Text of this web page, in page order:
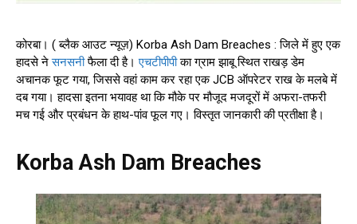
कोरबा। ( ब्लैक आउट न्यूज़) Korba Ash Dam Breaches : जिले में हुए एक
हादसे नेसनसनीफैला दी है।एचटीपीपीका ग्राम झाबू स्थित राखड़ डेम
अचानक फूट गया, जिससे वहां काम कर रहा एक JCB ऑपरेटर राख के मलबे में
दब गया। हादसा इतना भयावह था कि मौके पर मौजूद मजदूरों में अफरा-तफरी
मच गई और प्रबंधन के हाथ-पांव फूल गए। विस्तृत जानकारी की प्रतीक्षा है।
Korba Ash Dam Breaches